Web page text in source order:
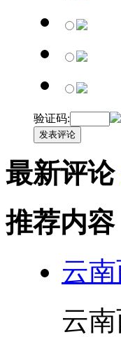
验证码:
发表评论
最新评论
推荐内容
云
云